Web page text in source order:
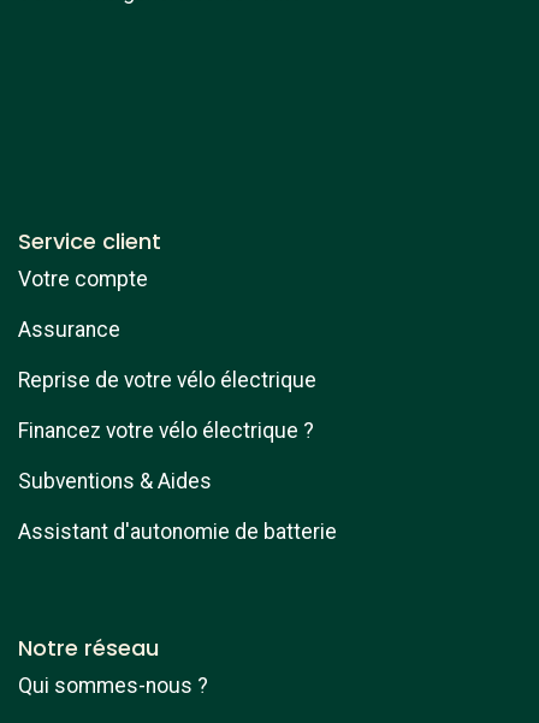
Service client
Votre compte
Assurance
Reprise de votre vélo électrique
Financez votre vélo électrique ?
Subventions & Aides
Assistant d'autonomie de batterie
Notre réseau
Qui sommes-nous ?